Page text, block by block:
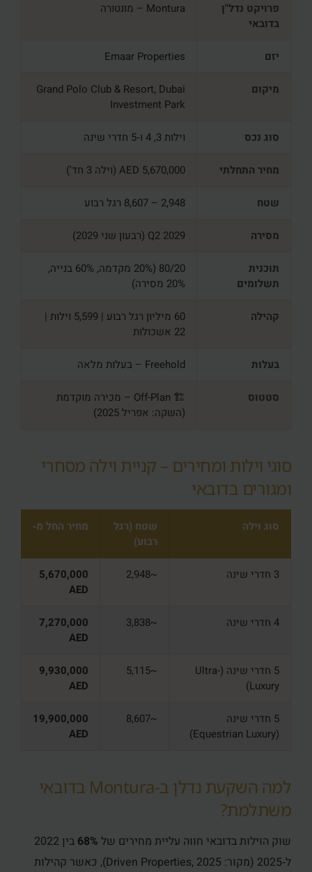
פרויקט נדל"ן
בדובאי
Montura – מונטורה
יזם Emaar Properties
מיקום
Grand Polo Club & Resort, Dubai
Investment Park
סוג נכס וילות 3, 4 ו‑5 חדרי שינה
מחיר התחלתי 5,670,000 AED (וילה 3 חד')
שטח 2,948 – 8,607 רגל רבוע
מסירה Q2 2029 (רבעון שני 2029)
תוכנית
תשלומים
80/20 (20% מקדמה, 60% בנייה,
20% מסירה)
קהילה
60 מיליון רגל רבוע | 5,599 וילות |
22 אשכולות
בעלות Freehold – בעלות מלאה
סטטוס
🏗️ Off-Plan – מכירה מוקדמת
(השקה: אפריל 2025)
סוגי וילות ומחירים – קניית וילה מסחרי
ומגורים בדובאי
סוג וילה
שטח (רגל
רבוע)
מחיר החל מ‑
3 חדרי שינה ~2,948
5,670,000
AED
4 חדרי שינה ~3,838
7,270,000
AED
5 חדרי שינה (Ultra-
Luxury)
~5,115
9,930,000
AED
5 חדרי שינה
(Equestrian Luxury)
~8,607
19,900,000
AED
למה השקעת נדלן ב‑Montura בדובאי
משתלמת?
שוק הוילות בדובאי חווה עליית מחירים של 68%
בין 2022
ל‑2025 (מקור: Driven Properties, 2025), כאשר קהילות